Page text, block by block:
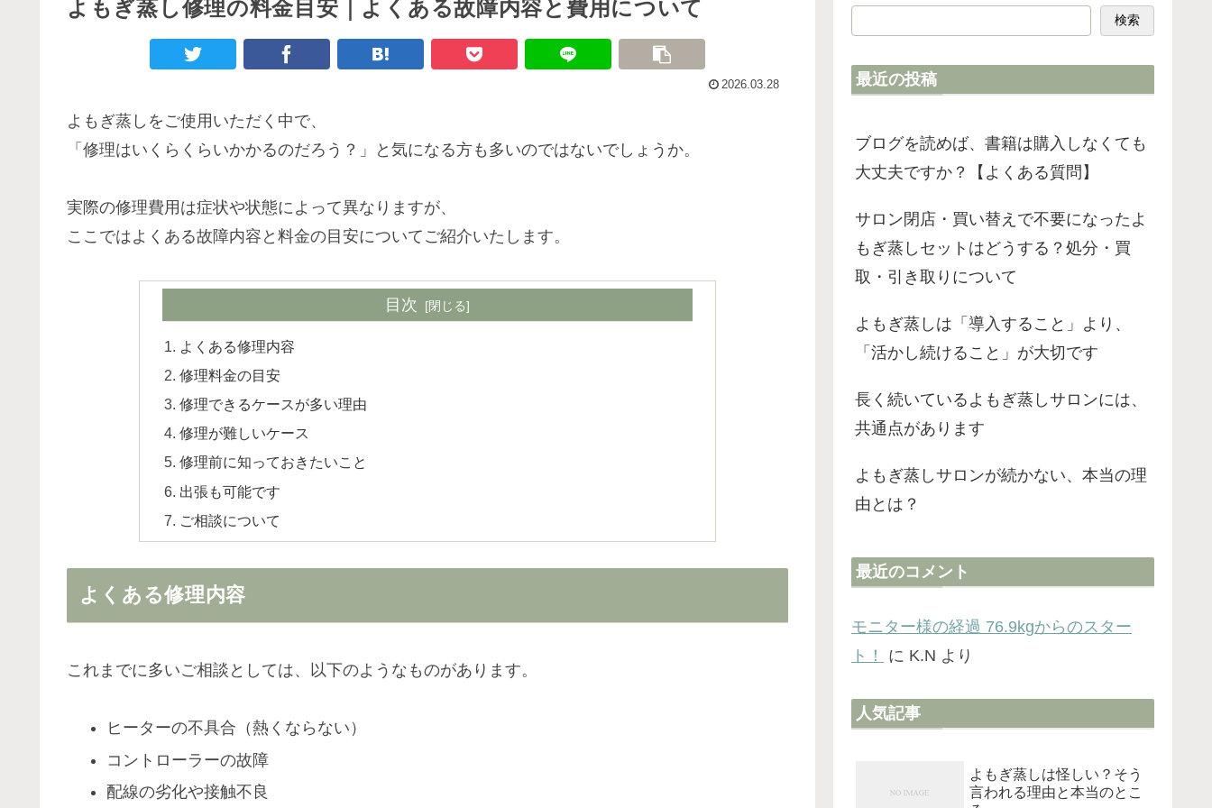
よもぎ蒸し修理の料金目安｜よくある故障内容と費用について
2026.03.28
よもぎ蒸しをご使用いただく中で、
「修理はいくらくらいかかるのだろう？」と気になる方も多いのではないでしょうか。
実際の修理費用は症状や状態によって異なりますが、
ここではよくある故障内容と料金の目安についてご紹介いたします。
目次
よくある修理内容
修理料金の目安
修理できるケースが多い理由
修理が難しいケース
修理前に知っておきたいこと
出張も可能です
ご相談について
よくある修理内容
これまでに多いご相談としては、以下のようなものがあります。
ヒーターの不具合（熱くならない）
コントローラーの故障
配線の劣化や接触不良
検索
最近の投稿
ブログを読めば、書籍は購入しなくても
大丈夫ですか？【よくある質問】
サロン閉店・買い替えで不要になったよ
もぎ蒸しセットはどうする？処分・買
取・引き取りについて
よもぎ蒸しは「導入すること」より、
「活かし続けること」が大切です
長く続いているよもぎ蒸しサロンには、
共通点があります
よもぎ蒸しサロンが続かない、本当の理
由とは？
最近のコメント
モニター様の経過 76.9kgからのスター
ト！
に K.N より
人気記事
よもぎ蒸しは怪しい？そう
言われる理由と本当のとこ